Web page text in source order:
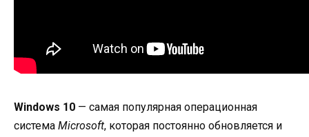
Windows 10 — самая популярная операционная
система Microsoft, которая постоянно обновляется и